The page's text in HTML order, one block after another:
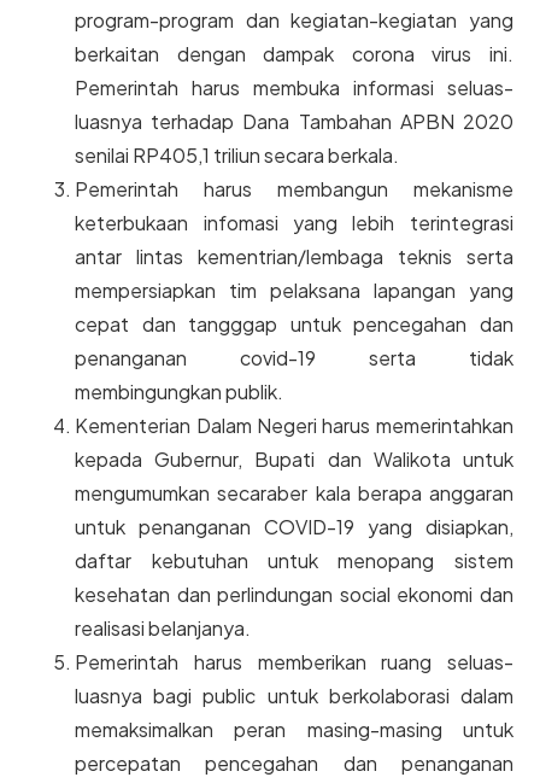
program-program dan kegiatan-kegiatan yang
berkaitan dengan dampak corona virus ini.
Pemerintah harus membuka informasi seluas-
luasnya terhadap Dana Tambahan APBN 2020
senilai RP405,1 triliun secara berkala.
Pemerintah harus membangun mekanisme
keterbukaan infomasi yang lebih terintegrasi
antar lintas kementrian/lembaga teknis serta
mempersiapkan tim pelaksana lapangan yang
cepat dan tangggap untuk pencegahan dan
penanganan covid-19 serta tidak
membingungkan publik.
Kementerian Dalam Negeri harus memerintahkan
kepada Gubernur, Bupati dan Walikota untuk
mengumumkan secaraber kala berapa anggaran
untuk penanganan COVID-19 yang disiapkan,
daftar kebutuhan untuk menopang sistem
kesehatan dan perlindungan social ekonomi dan
realisasi belanjanya.
Pemerintah harus memberikan ruang seluas-
luasnya bagi public untuk berkolaborasi dalam
memaksimalkan peran masing-masing untuk
percepatan pencegahan dan penanganan